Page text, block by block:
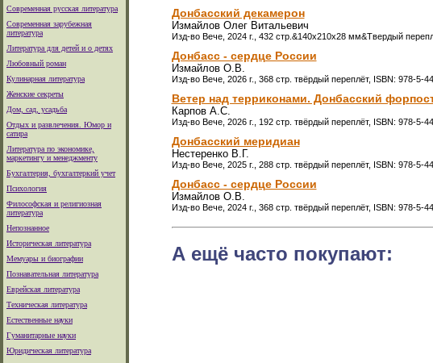
Современная русская литература
Современная зарубежная
литература
Литература для детей и о детях
Любовный роман
Кулинарная литература
Женские секреты
Дом, сад, усадьба
Отдых и развлечения. Юмор и
сатира
Литература по экономике,
маркетингу и менеджменту
Бухгалтерия, бухгалтеркий учет
Психология
Философская и религиозная
литература
Непознанное
Историческая литература
Мемуары и биографии
Познавательная литература
Еврейская литература
Техническая литература
Естественные науки
Гуманитарные науки
Юридическая литература
Донбасский декамерон
Измайлов Олег Витальевич
Изд-во Вече, 2024 г., 432 стр.&140x210x28 мм&Твердый
Донбасс - сердце России
Измайлов О.В.
Изд-во Вече, 2026 г., 368 стр. твёрдый переплёт, ISBN: 978-5-
Ветер над терриконами. Донбасский
Карпов А.С.
Изд-во Вече, 2026 г., 192 стр. твёрдый переплёт, ISBN: 978-5-
Донбасский меридиан
Нестеренко В.Г.
Изд-во Вече, 2025 г., 288 стр. твёрдый переплёт, ISBN: 978-5-
Донбасс - сердце России
Измайлов О.В.
Изд-во Вече, 2024 г., 368 стр. твёрдый переплёт, ISBN: 978-5-
А ещё часто покупают: